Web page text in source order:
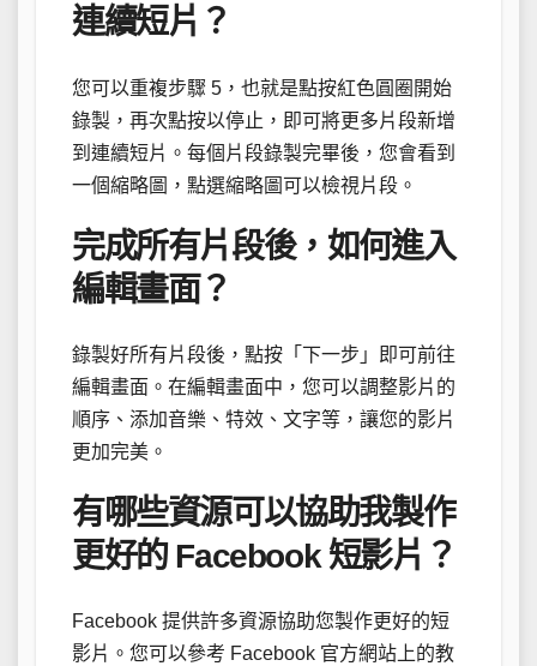
連續短片？
您可以重複步驟 5，也就是點按紅色圓圈開始
錄製，再次點按以停止，即可將更多片段新增
到連續短片。每個片段錄製完畢後，您會看到
一個縮略圖，點選縮略圖可以檢視片段。
完成所有片段後，如何進入
編輯畫面？
錄製好所有片段後，點按「下一步」即可前往
編輯畫面。在編輯畫面中，您可以調整影片的
順序、添加音樂、特效、文字等，讓您的影片
更加完美。
有哪些資源可以協助我製作
更好的 Facebook 短影片？
Facebook 提供許多資源協助您製作更好的短
影片。您可以參考 Facebook 官方網站上的教